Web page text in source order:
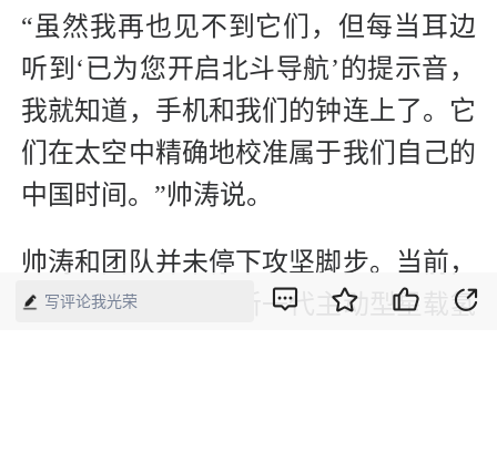
“虽然我再也见不到它们，但每当耳边
听到‘已为您开启北斗导航’的提示音，
我就知道，手机和我们的钟连上了。它
们在太空中精确地校准属于我们自己的
中国时间。”帅涛说。
帅涛和团队并未停下攻坚脚步。当前，
团队正在全力研发新一代主动型星载氢
写评论我光荣